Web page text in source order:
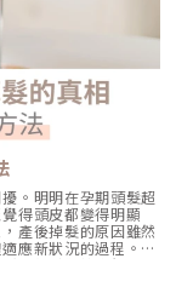
。明明在孕期頭髮超
得頭皮都變得明顯
產後掉髮的原因雖然
應新狀況的過程。今
，輕鬆對抗這個小困
媽在生產後會突然發